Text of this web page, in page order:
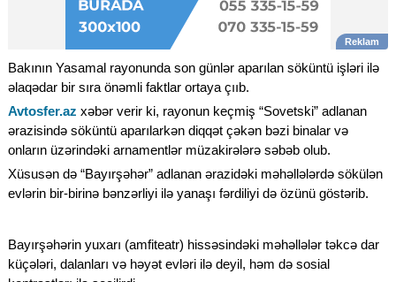
Bakının Yasamal rayonunda son günlər aparılan söküntü işləri ilə
əlaqədar bir sıra önəmli faktlar ortaya çııb.
Avtosfer.az xəbər verir ki, rayonun keçmiş “Sovetski” adlanan
ərazisində söküntü aparılarkən diqqət çəkən bəzi binalar və
onların üzərindəki arnamentlər müzakirələrə səbəb olub.
Xüsusən də “Bayırşəhər” adlanan ərazidəki məhəllələrdə sökülən
evlərin bir-birinə bənzərliyi ilə yanaşı fərdiliyi də özünü göstərib.
Bayırşəhərin yuxarı (amfiteatr) hissəsindəki məhəllələr təkcə dar
küçələri, dalanları və həyət evləri ilə deyil, həm də sosial